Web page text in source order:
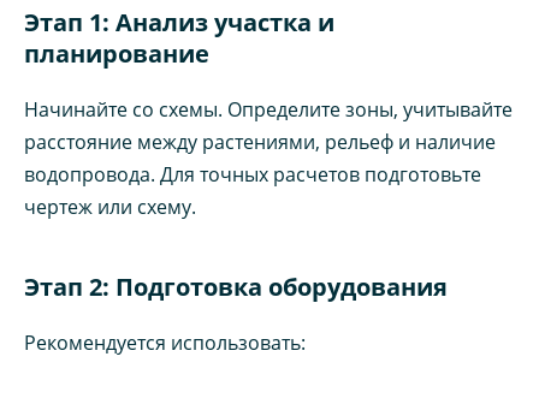
Этап 1: Анализ участка и
планирование
Начинайте со схемы. Определите зоны, учитывайте
расстояние между растениями, рельеф и наличие
водопровода. Для точных расчетов подготовьте
чертеж или схему.
Этап 2: Подготовка оборудования
Рекомендуется использовать: